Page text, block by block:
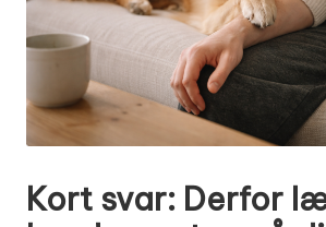
Kort svar: Derfor